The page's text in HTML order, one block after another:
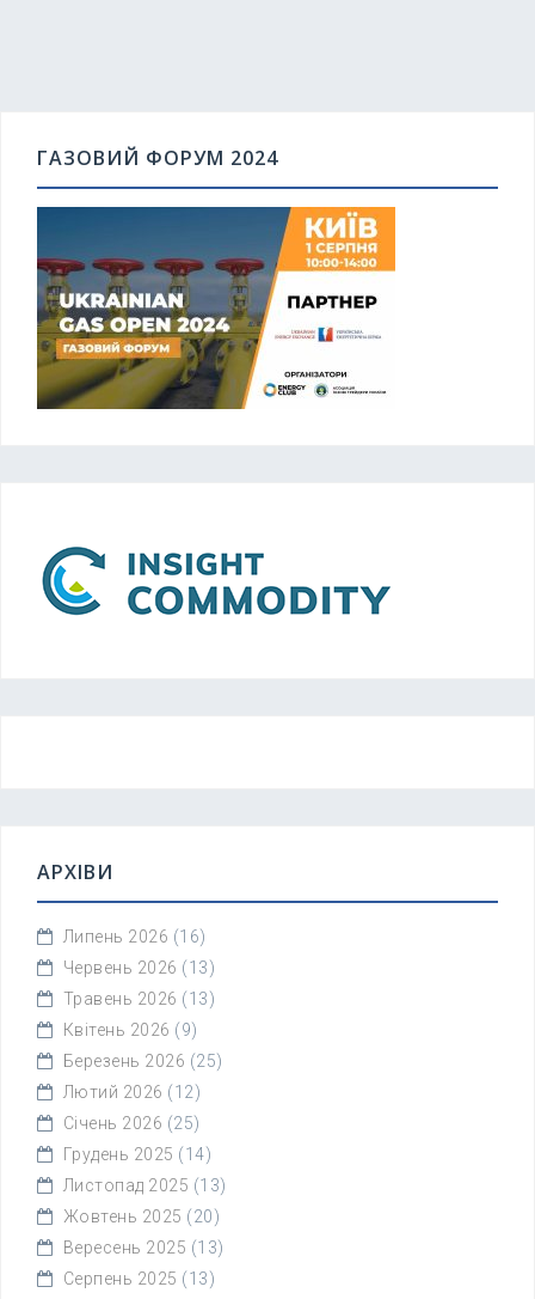
ГАЗОВИЙ ФОРУМ 2024
АРХІВИ
Липень 2026 (16)
Червень 2026 (13)
Травень 2026 (13)
Квітень 2026 (9)
Березень 2026 (25)
Лютий 2026 (12)
Січень 2026 (25)
Грудень 2025 (14)
Листопад 2025 (13)
Жовтень 2025 (20)
Вересень 2025 (13)
Серпень 2025 (13)